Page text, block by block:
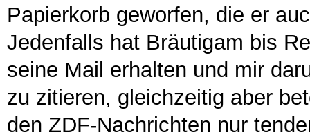
Papierkorb geworfen, die er
Jedenfalls hat Bräutigam bis
seine Mail erhalten und mir
zu zitieren, gleichzeitig aber
den ZDF-Nachrichten nur